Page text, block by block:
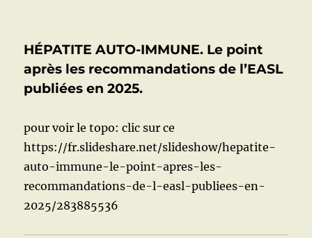
VAISSEAUX
DU
Signes,
traitement.
HÉPATITE AUTO-IMMUNE. Le point
après les recommandations de l’EASL
publiées en 2025.
pour voir le topo: clic sur ce
https://fr.slideshare.net/slideshow/hepatite-
auto-immune-le-point-apres-les-
recommandations-de-l-easl-publiees-en-
2025/283885536